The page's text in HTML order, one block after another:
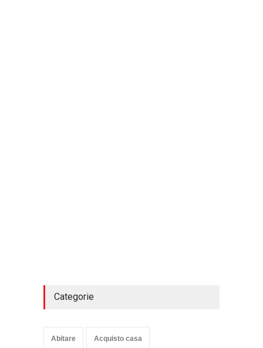
Categorie
Abitare Acquisto casa